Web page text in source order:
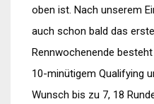
oben ist. Nach unserem
auch schon bald das
Rennwochenende
10-minütigem Qualifying
Wunsch bis zu 7, 18